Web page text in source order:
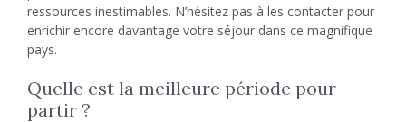
ressources inestimables. N’hésitez pas à les contacter pour
enrichir encore davantage votre séjour dans ce magnifique
pays.
Quelle est la meilleure période pour
partir ?